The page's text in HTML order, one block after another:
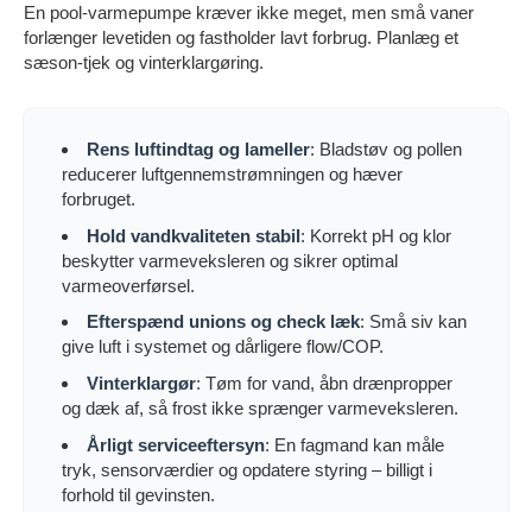
En pool-varmepumpe kræver ikke meget, men små vaner
forlænger levetiden og fastholder lavt forbrug. Planlæg et
sæson-tjek og vinterklargøring.
Rens luftindtag og lameller: Bladstøv og pollen
reducerer luftgennemstrømningen og hæver
forbruget.
Hold vandkvaliteten stabil: Korrekt pH og klor
beskytter varmeveksleren og sikrer optimal
varmeoverførsel.
Efterspænd unions og check læk: Små siv kan
give luft i systemet og dårligere flow/COP.
Vinterklargør: Tøm for vand, åbn drænpropper
og dæk af, så frost ikke sprænger varmeveksleren.
Årligt serviceeftersyn: En fagmand kan måle
tryk, sensorværdier og opdatere styring – billigt i
forhold til gevinsten.